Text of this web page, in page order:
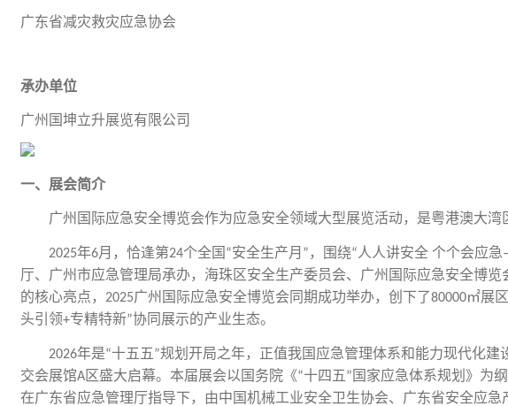
广东省减灾救灾应急协会
承办单位
广州国坤立升展览有限公司
一、展会简介
广州国际应急安全博览会作为应急安全领域大型展览活动，是粤港澳大
2025年6月，恰逢第24个全国 “安全生产月 ” ，围绕“人人讲安全 个个会应急
厅、广州市应急管理局承办，海珠区安全生产委员会、广州国际应急安全博览
的核心亮点， 2025广州国际应急安全博览会同期成功举办，创下了80000㎡展
头引领+专精特新”协同展示的产业生态。
2026年是“十五五”规划开局之年，正值我国应急管理体系和能力现代化建
交会展馆A区盛大启幕。本届展会以国务院《“十四五” 国家应急体系规划》为
在广东省应急管理厅指导下，由中国机械工业安全卫生协会、广东省安全应